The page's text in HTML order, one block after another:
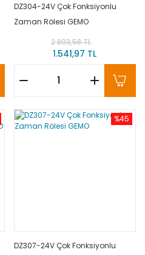
DZ304-24V Çok Fonksiyonlu
Zaman Rölesi GEMO
2.803,58 TL
1.541,97 TL
%45
DZ307-24V Çok Fonksiyonlu